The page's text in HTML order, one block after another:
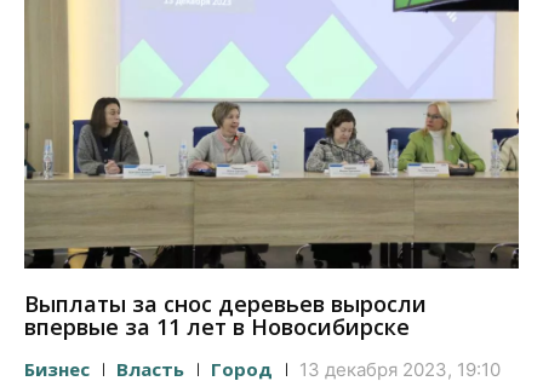
Выплаты за снос деревьев выросли
впервые за 11 лет в Новосибирске
Бизнес Власть Город 13 декабря 2023, 19:10